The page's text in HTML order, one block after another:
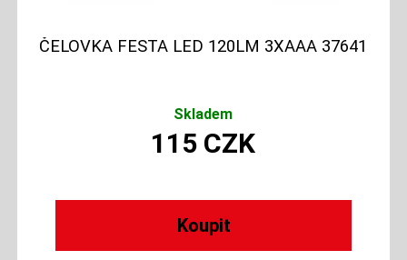
ČELOVKA FESTA LED 120LM 3XAAA 37641
Skladem
115 CZK